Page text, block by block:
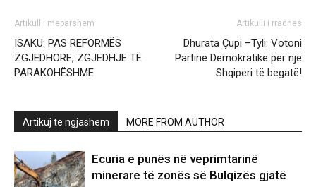
Artikull i meparshem
ISAKU: PAS REFORMËS
ZGJEDHORE, ZGJEDHJE TË
PARAKOHËSHME
Artikulli i rradhes
Dhurata Çupi –Tyli: Votoni
Partinë Demokratike për një
Shqipëri të begatë!
Artikuj te ngjashem MORE FROM AUTHOR
Ecuria e punës në veprimtarinë
minerare të zonës së Bulqizës gjatë